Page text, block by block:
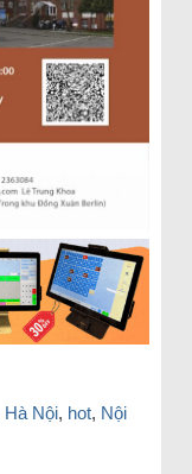
Hà Nội, hot, Nội